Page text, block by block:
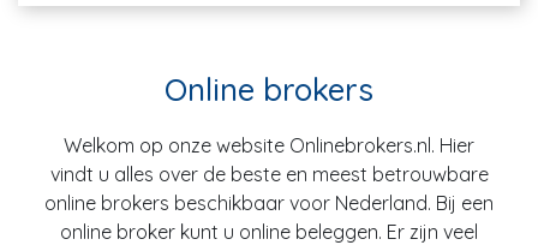
Online brokers
Welkom op onze website Onlinebrokers.nl. Hier
vindt u alles over de beste en meest betrouwbare
online brokers beschikbaar voor Nederland. Bij een
online broker kunt u online beleggen. Er zijn veel